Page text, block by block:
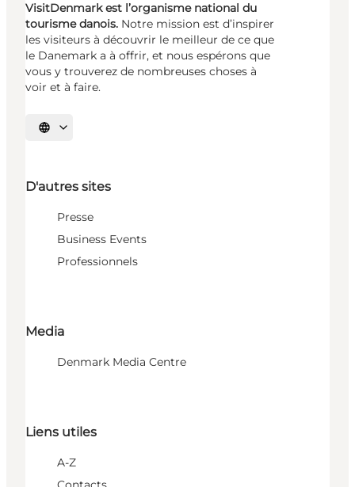
VisitDenmark est l’organisme national du
tourisme danois. Notre mission est d’inspirer
les visiteurs à découvrir le meilleur de ce que
le Danemark a à offrir, et nous espérons que
vous y trouverez de nombreuses choses à
voir et à faire.
Choisissez la langue
D'autres sites
Presse
Business Events
Professionnels
Media
Denmark Media Centre
Liens utiles
A-Z